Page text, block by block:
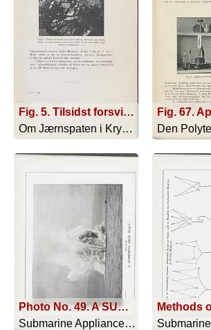
Fig. 5. Tilsidst forsvinder Jærnspaten helt og efterlader kun tomme Rum (De graa Partier; kun de rent hvisde Partier vise endnu svage Rester af Jærnspaten)
Om Jærnspaten i Kryoliten ved Ivigtut - 1911
Photo No. 49. A SUBMARINE ROCK BLAST
Submarine Appliances And Their Uses - 1911